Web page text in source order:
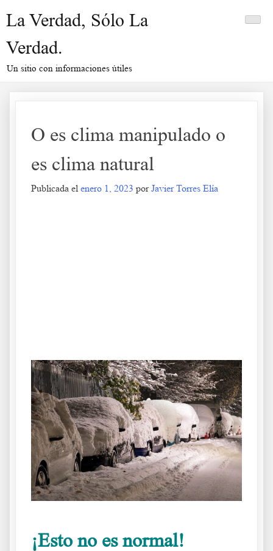
La Verdad, Sólo La
Verdad.
Un sitio con informaciones útiles
O es clima manipulado o
es clima natural
Publicada el enero 1, 2023 porJavier Torres Elía
¡Esto no es normal!